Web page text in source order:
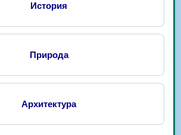
История
Природа
Архитектура